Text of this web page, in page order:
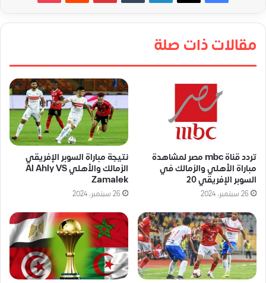
مقالات ذات صلة
تردد قناة mbc مصر لمشاهدة
مباراة الأهلي والزمالك في
السوبر الإفريقي 20
26 سبتمبر، 2024
نتيجة مباراة السوبر الإفريقي
الزمالك والأهلي Al Ahly VS
Zamalek
26 سبتمبر، 2024